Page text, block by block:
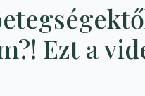
Ezt a